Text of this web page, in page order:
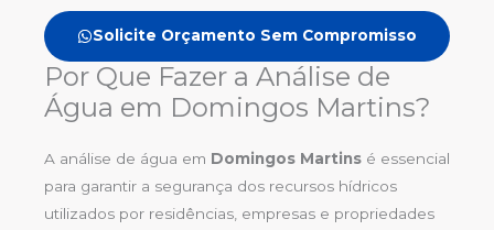
Solicite Orçamento Sem Compromisso
Por Que Fazer a Análise de
Água em Domingos Martins?
A análise de água em Domingos Martins é essencial
para garantir a segurança dos recursos hídricos
utilizados por residências, empresas e propriedades